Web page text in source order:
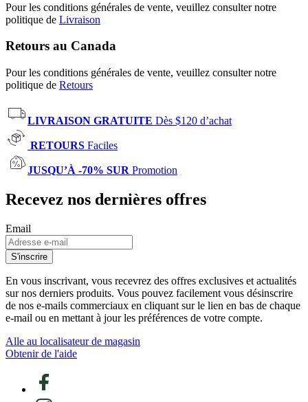
Pour les conditions générales de vente, veuillez consulter notre
politique de Livraison
Retours au Canada
Pour les conditions générales de vente, veuillez consulter notre
politique de Retours
LIVRAISON GRATUITE Dès $120 d’achat
RETOURS Faciles
JUSQU’À -70% SUR Promotion
Recevez nos dernières offres
Email
S'inscrire
En vous inscrivant, vous recevrez des offres exclusives et actualités
sur nos derniers produits. Vous pouvez facilement vous désinscrire
de nos e-mails commerciaux en cliquant sur le lien en bas de chaque
e-mail ou en mettant à jour les préférences de votre compte.
Alle au localisateur de magasin
Obtenir de l'aide